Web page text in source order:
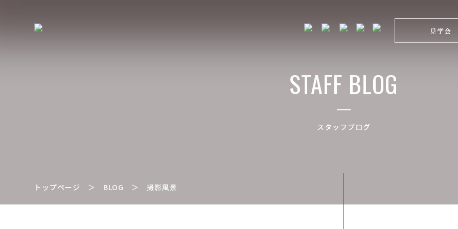
見学会
STAFF BLOG
スタッフブログ
トップページ ＞ BLOG ＞撮影風景